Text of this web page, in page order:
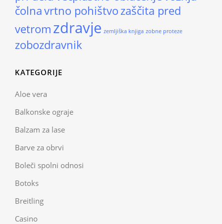
čolnavrtno pohištvo zaščita pred
vetrom zdravje zemljiška knjiga zobne proteze
zobozdravnik
KATEGORIJE
Aloe vera
Balkonske ograje
Balzam za lase
Barve za obrvi
Boleči spolni odnosi
Botoks
Breitling
Casino